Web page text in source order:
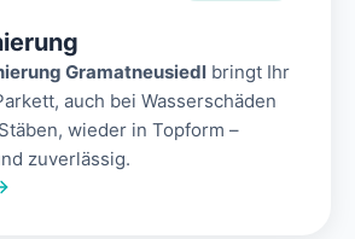
Gramatneusiedl bringt Ihr
auch bei Wasserschäden
wieder in Topform –
zuverlässig.